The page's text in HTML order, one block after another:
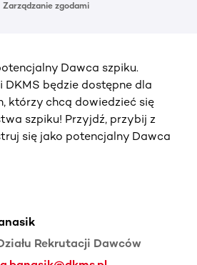
Zarządzanie zgodami
Dawca szpiku.
DKMS będzie dostępne dla
którzy chcą dowiedzieć się
szpiku! Przyjdź, przybij z
się jako potencjalny Dawca
Rekrutacji Dawców